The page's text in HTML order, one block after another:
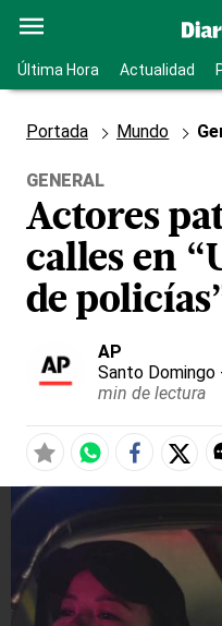
Última Hora Actualidad
Portada Mundo
GENERAL
Actores
calles en
de
AP
Santo Domingo
min de lectura